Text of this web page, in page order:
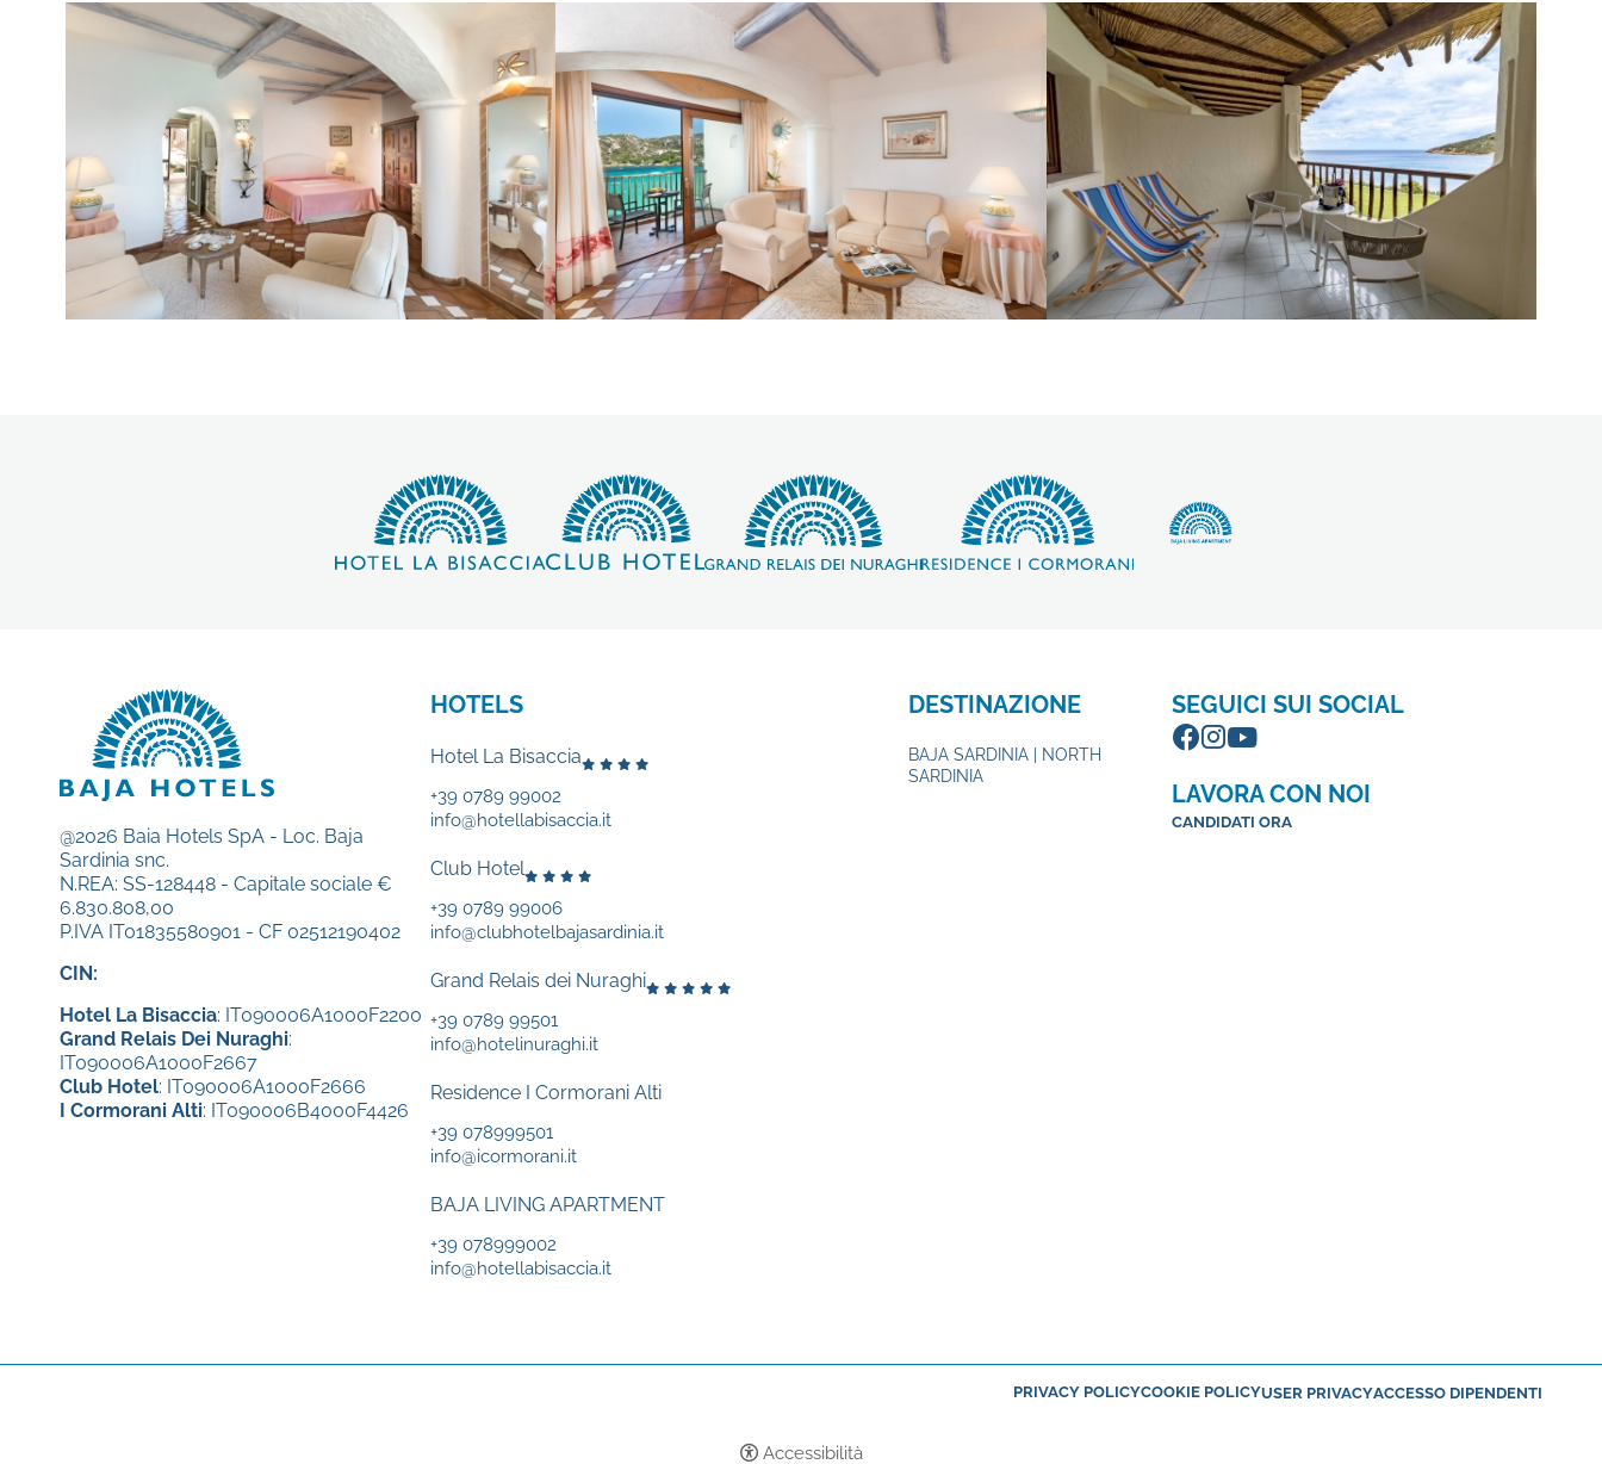
@2026 Baia Hotels SpA - Loc. Baja
Sardinia snc.
N.REA: SS-128448 - Capitale sociale €
6.830.808,00
P.IVA IT01835580901 - CF 02512190402
CIN:
Hotel La Bisaccia: IT090006A1000F2200
Grand Relais Dei Nuraghi:
IT090006A1000F2667
Club Hotel: IT090006A1000F2666
I Cormorani Alti: IT090006B4000F4426
HOTELS
Hotel La Bisaccia
+39 0789 99002
info@hotellabisaccia.it
Club Hotel
+39 0789 99006
info@clubhotelbajasardinia.it
Grand Relais dei Nuraghi
+39 0789 99501
info@hotelinuraghi.it
Residence I Cormorani Alti
+39 078999501
info@icormorani.it
BAJA LIVING APARTMENT
+39 078999002
info@hotellabisaccia.it
DESTINAZIONE
BAJA SARDINIA | NORTH
SARDINIA
SEGUICI SUI SOCIAL
LAVORA CON NOI
CANDIDATI ORA
PRIVACY POLICYCOOKIE POLICYUSER PRIVACYACCESSO DIPENDENTI
Accessibilità